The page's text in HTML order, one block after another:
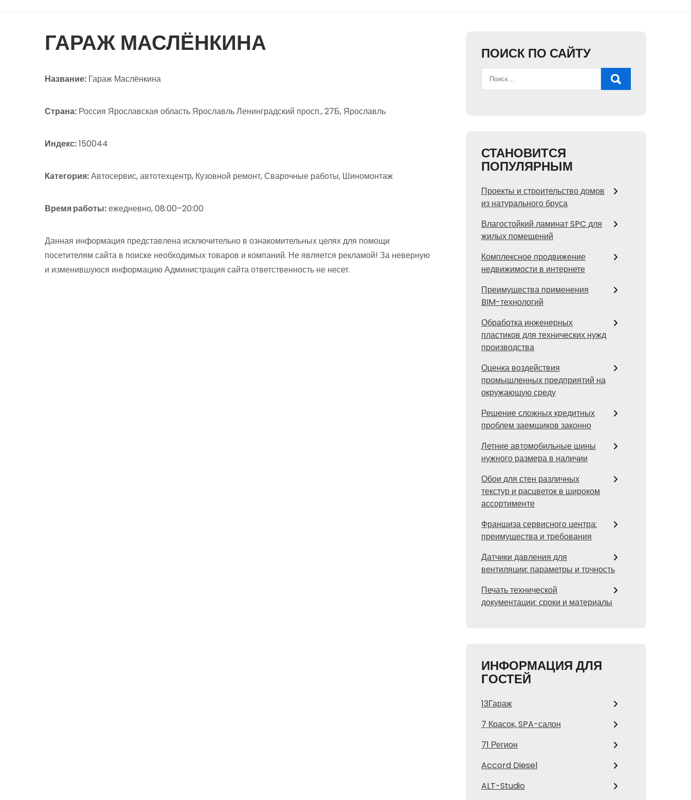
ГАРАЖ МАСЛЁНКИНА
Название: Гараж Маслёнкина
Страна: Россия Ярославская область Ярославль Ленинградский просп., 27Б, Ярославль
Индекс:150044
Категория:Автосервис, автотехцентр, Кузовной ремонт, Сварочные работы, Шиномонтаж
Время работы:ежедневно, 08:00–20:00
Данная информация представлена исключительно в ознакомительных целях для помощи
посетителям сайта в поиске необходимых товаров и компаний. Не является рекламой! За неверную
и изменившуюся информацию Администрация сайта ответственность не несет.
ПОИСК ПО САЙТУ
СТАНОВИТСЯ
ПОПУЛЯРНЫМ
Проекты и строительство домов
из натурального бруса
Влагостойкий ламинат SPC для
жилых помещений
Комплексное продвижение
недвижимости в интернете
Преимущества применения
BIM-технологий
Обработка инженерных
пластиков для технических нужд
производства
Оценка воздействия
промышленных предприятий на
окружающую среду
Решение сложных кредитных
проблем заемщиков законно
Летние автомобильные шины
нужного размера в наличии
Обои для стен различных
текстур и расцветок в широком
ассортименте
Франшиза сервисного центра:
преимущества и требования
Датчики давления для
вентиляции: параметры и точность
Печать технической
документации: сроки и материалы
ИНФОРМАЦИЯ ДЛЯ
ГОСТЕЙ
13Гараж
7 Красок, SPA-салон
71 Регион
Accord Diesel
ALT-Studio